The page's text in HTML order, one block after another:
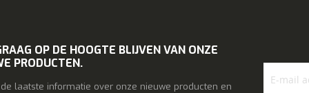
OP DE HOOGTE BLIJVEN VAN ONZE
PRODUCTEN.
laatste informatie over onze nieuwe producten en